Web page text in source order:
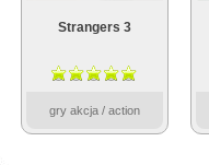
Strangers 3
gry akcja / action